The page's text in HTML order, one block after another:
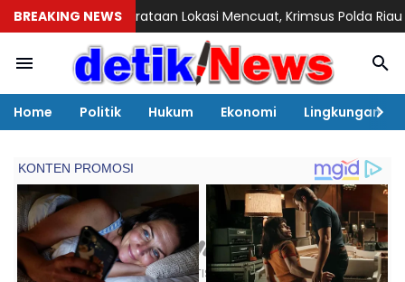
BREAKING NEWS
Lokasi Mencuat, Krimsus Polda Riau Akan Tinjauan
Home Politik Hukum Ekonomi Lingkungan